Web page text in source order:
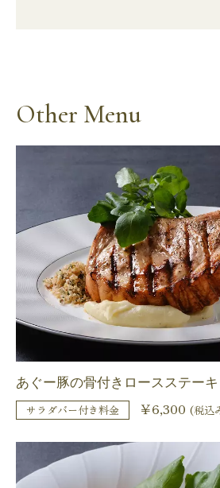
Other Menu
あぐー豚の骨付きロースステーキ
サラダバー付き料金 ￥6,300 (税込